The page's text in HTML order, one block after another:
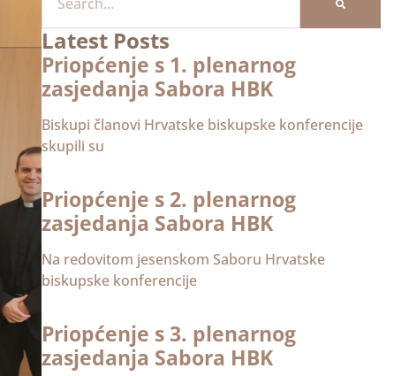
Latest Posts
Priopćenje s 1. plenarnog
zasjedanja Sabora HBK
Biskupi članovi Hrvatske biskupske konferencije
skupili su
Priopćenje s 2. plenarnog
zasjedanja Sabora HBK
Na redovitom jesenskom Saboru Hrvatske
biskupske konferencije
Priopćenje s 3. plenarnog
zasjedanja Sabora HBK